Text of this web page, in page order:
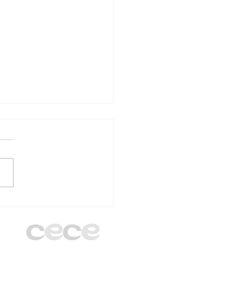
para impulsar
digitalización con